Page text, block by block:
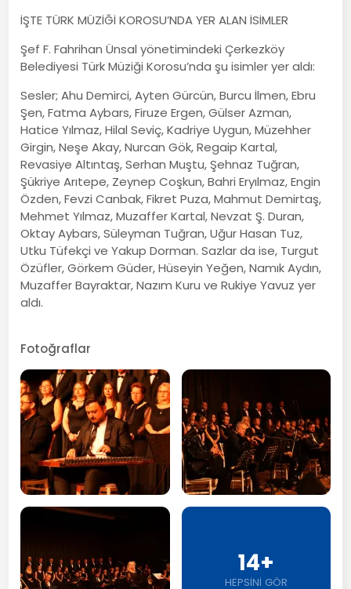
İŞTE TÜRK MÜZİĞİ KOROSU’NDA YER ALAN İSİMLER
Şef F. Fahrihan Ünsal yönetimindeki Çerkezköy
Belediyesi Türk Müziği Korosu’nda şu isimler yer aldı:
Sesler; Ahu Demirci, Ayten Gürcün, Burcu İlmen, Ebru
Şen, Fatma Aybars, Firuze Ergen, Gülser Azman,
Hatice Yılmaz, Hilal Seviç, Kadriye Uygun, Müzehher
Girgin, Neşe Akay, Nurcan Gök, Regaip Kartal,
Revasiye Altıntaş, Serhan Muştu, Şehnaz Tuğran,
Şükriye Arıtepe, Zeynep Coşkun, Bahri Eryılmaz, Engin
Özden, Fevzi Canbak, Fikret Puza, Mahmut Demirtaş,
Mehmet Yılmaz, Muzaffer Kartal, Nevzat Ş. Duran,
Oktay Aybars, Süleyman Tuğran, Uğur Hasan Tuz,
Utku Tüfekçi ve Yakup Dorman. Sazlar da ise, Turgut
Özüfler, Görkem Güder, Hüseyin Yeğen, Namık Aydın,
Muzaffer Bayraktar, Nazım Kuru ve Rukiye Yavuz yer
aldı.
Fotoğraflar
14+
HEPSİNİ GÖR